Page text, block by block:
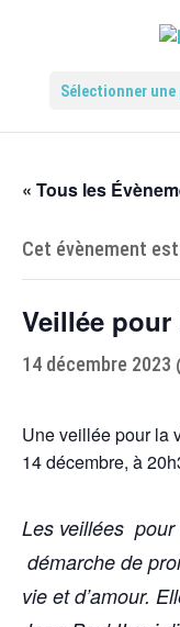
Sélectionner une
« Tous les
Cet évènement
Veillée pour
14 décembre 2023
Une veillée pour la
14 décembre, à
Les veillées pour
démarche de
vie et d’amour.